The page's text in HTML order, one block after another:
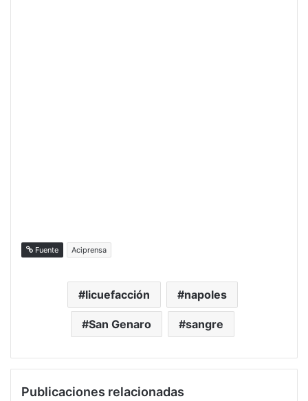
Fuente Aciprensa
licuefacción napoles
San Genaro sangre
Publicaciones relacionadas